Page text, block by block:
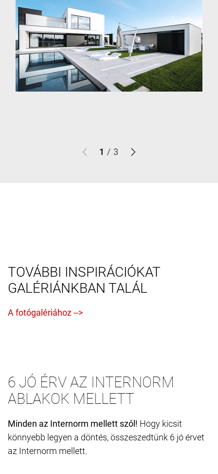
1 / 3
TOVÁBBI INSPIRÁCIÓKAT
GALÉRIÁNKBAN TALÁL
6 JÓ ÉRV AZ INTERNORM
ABLAKOK MELLETT
Minden az Internorm mellett szól! Hogy kicsit
könnyebb legyen a döntés, összeszedtünk 6 jó érvet
az Internorm mellett.